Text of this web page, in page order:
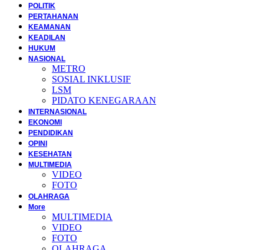
POLITIK
PERTAHANAN
KEAMANAN
KEADILAN
HUKUM
NASIONAL
METRO
SOSIAL INKLUSIF
LSM
PIDATO KENEGARAAN
INTERNASIONAL
EKONOMI
PENDIDIKAN
OPINI
KESEHATAN
MULTIMEDIA
VIDEO
FOTO
OLAHRAGA
More
MULTIMEDIA
VIDEO
FOTO